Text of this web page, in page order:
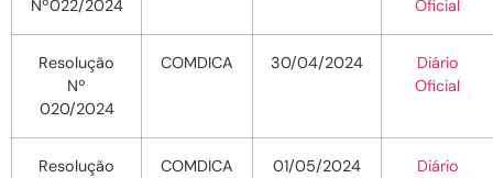
Nº022/2024
Oficial
Resolução
Nº
020/2024
COMDICA 30/04/2024
Diário
Oficial
Resolução
COMDICA 01/05/2024
Diário